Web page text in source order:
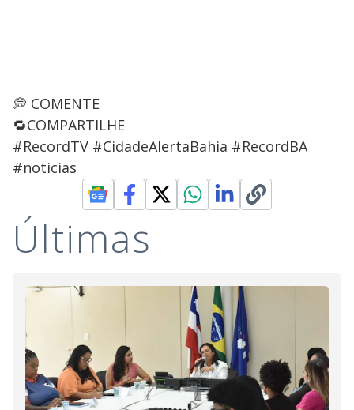
💭 COMENTE
🔁COMPARTILHE
#RecordTV #CidadeAlertaBahia #RecordBA
#noticias
Últimas